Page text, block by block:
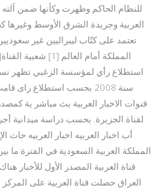
العربية وجريدة الشرق الأوسط وغيرها
تعتمد على كتّاب ليبراليين غير
المملكة أمام
استطلاع رأي لمؤسسة الزغبي تظهر
لقناة الجزيرة. بحسب دراسة
أب اخبار العربيه اخبار العربيه